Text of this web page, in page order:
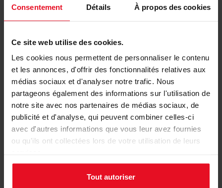
Consentement Détails À propos des cookies
Ce site web utilise des cookies.
Les cookies nous permettent de personnaliser le contenu
et les annonces, d'offrir des fonctionnalités relatives aux
médias sociaux et d'analyser notre trafic. Nous
partageons également des informations sur l'utilisation de
notre site avec nos partenaires de médias sociaux, de
publicité et d'analyse, qui peuvent combiner celles-ci
avec d'autres informations que vous leur avez fournies
ou qu'ils ont collectées lors de votre utilisation de leurs
Tout autoriser